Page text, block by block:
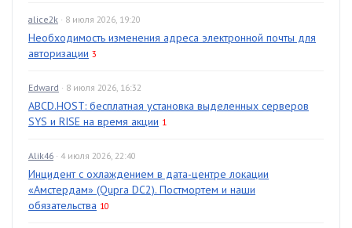
alice2k · 8 июля 2026, 19:20
Необходимость изменения адреса электронной почты для
авторизации 3
Edward · 8 июля 2026, 16:32
ABCD.HOST: бесплатная установка выделенных серверов
SYS и RISE на время акции 1
Alik46 · 4 июля 2026, 22:40
Инцидент с охлаждением в дата-центре локации
«Амстердам» (Qupra DC2). Постмортем и наши
обязательства 10